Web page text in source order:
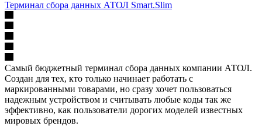
Терминал сбора данных АТОЛ Smart.Slim
Самый бюджетный терминал сбора данных компании АТОЛ.
Создан для тех, кто только начинает работать с
маркированными товарами, но сразу хочет пользоваться
надежным устройством и считывать любые коды так же
эффективно, как пользователи дорогих моделей известных
мировых брендов.